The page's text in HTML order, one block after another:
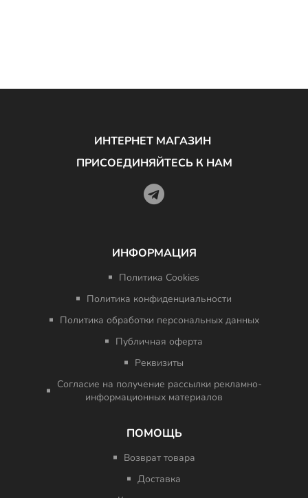
ИНТЕРНЕТ МАГАЗИН
ПРИСОЕДИНЯЙТЕСЬ К НАМ
ИНФОРМАЦИЯ
Политика Cookies
Политика конфиденциальности
Политика обработки персональных данных
Публичная оферта
Реквизиты
Согласие на получение рассылки рекламно-
информационных материалов
ПОМОЩЬ
Возврат товара
Доставка